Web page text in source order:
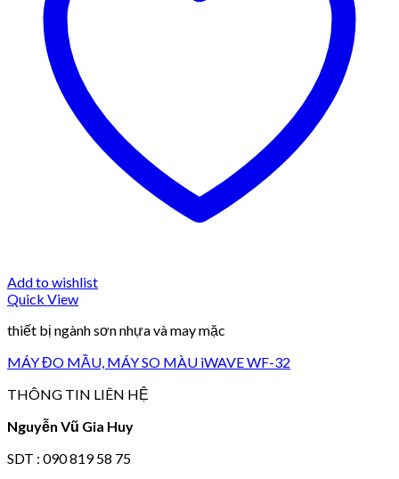
Add to wishlist
Quick View
thiết bị ngành sơn nhựa và may mặc
MÁY ĐO MẦU, MÁY SO MÀU iWAVE WF-32
THÔNG TIN LIÊN HỆ
Nguyễn Vũ Gia Huy
SDT : 090 819 58 75